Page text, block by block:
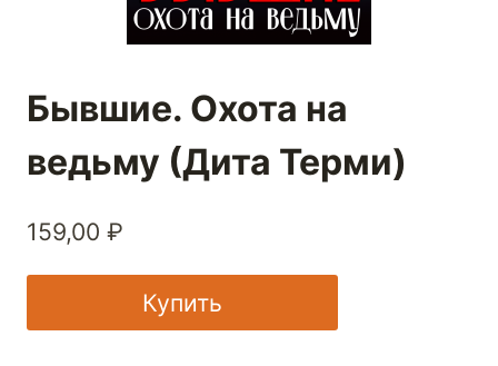
Бывшие. Охота на
ведьму (Дита Терми)
159,00 ₽
Купить